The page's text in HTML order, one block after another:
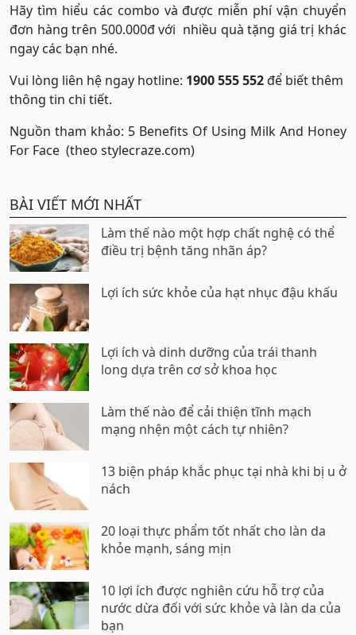
Hãy tìm hiểu các combo và được miễn phí vận chuyển
đơn hàng trên 500.000đ với nhiều quà tặng giá trị khác
ngay các bạn nhé.
Vui lòng liên hệ ngay hotline: 1900 555 552để biết thêm
thông tin chi tiết.
Nguồn tham khảo: 5 Benefits Of Using Milk And Honey
For Face (theo stylecraze.com)
BÀI VIẾT MỚI NHẤT
Làm thế nào một hợp chất nghệ có thể
điều trị bệnh tăng nhãn áp?
Lợi ích sức khỏe của hạt nhục đậu khấu
Lợi ích và dinh dưỡng của trái thanh
long dựa trên cơ sở khoa học
Làm thế nào để cải thiện tĩnh mạch
mạng nhện một cách tự nhiên?
13 biện pháp khắc phục tại nhà khi bị u ở
nách
20 loại thực phẩm tốt nhất cho làn da
khỏe mạnh, sáng mịn
10 lợi ích được nghiên cứu hỗ trợ của
nước dừa đối với sức khỏe và làn da của
bạn